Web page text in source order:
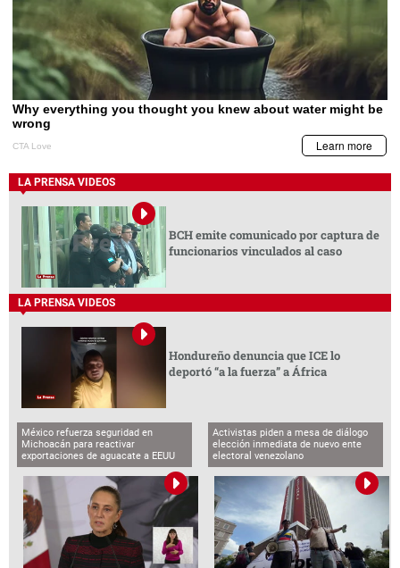
LA PRENSA VIDEOS
BCH emite comunicado por captura de
funcionarios vinculados al caso
LA PRENSA VIDEOS
Hondureño denuncia que ICE lo
deportó “a la fuerza” a África
México refuerza seguridad en
Michoacán para reactivar
exportaciones de aguacate a EEUU
Activistas piden a mesa de diálogo
elección inmediata de nuevo ente
electoral venezolano